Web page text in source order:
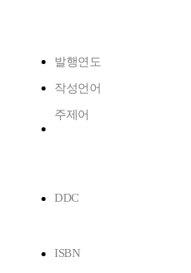
발행연도
작성언어
주제어
DDC
ISBN